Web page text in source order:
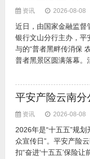
资讯 2026-08-08
近日，由国家金融监督
银行文山分行主办，平
与的“普者黑畔传消保
普者黑景区圆满落幕。
平安产险云南
资讯 2026-08-08
2026年是“十五五”规
众宣传日”。平安产险
扣“奋进‘十五五’保险